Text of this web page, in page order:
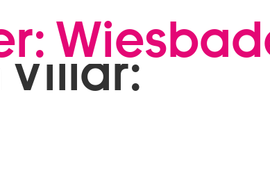
Zum Footer springen
Villar: